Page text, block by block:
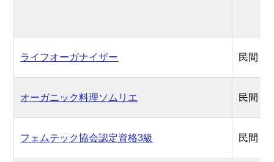
ライフオーガナイザー 民間
オーガニック料理ソムリエ 民間
フェムテック協会認定資格3級 民間